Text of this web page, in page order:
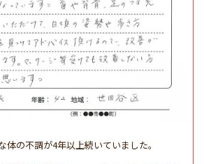
体の不調が4年以上続いていました。